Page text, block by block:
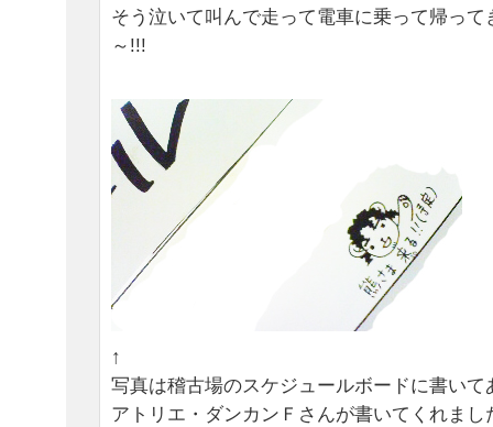
そう泣いて叫んで走って電車に乗って帰っ
～!!!
↑
写真は稽古場のスケジュールボードに書いて
アトリエ・ダンカンＦさんが書いてくれまし